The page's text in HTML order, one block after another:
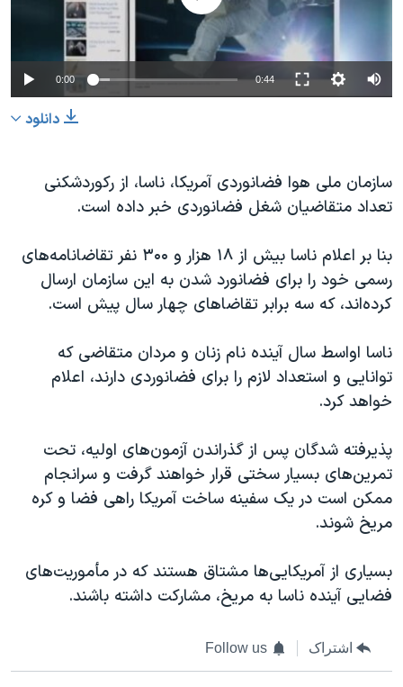
فرهنگ و زندگی
حقوق شهروندی
اقتصادی
گالری عکس
آرشیو پخش زنده
مستندها
انتخابات ریاست جمهوری آمریکا ۲۰۲۴
حمله جمهوری اسلامی به اسرائیل
اعتراضات زن، زندگی، آزادی
مجموعه مستندهای دادخواهی
دادگاه حمید نوری
چهل سال گروگان‌گیری
اعتراضات مردمی آبان ۹۸
اسرائیل در جنگ
نرگس محمدی برنده جایزه نوبل صلح
همایش محافظه‌کاران آمریکا «سی‌پک»
صفحه‌های ویژه
سفر پرزیدنت ترامپ به چین
دنبال کنید
0:00 0:44
دانلود
سازمان ملی هوا فضانوردی آمریکا، ناسا، از رکوردشکنی
تعداد متقاضیان شغل فضانوردی خبر داده است.
بنا بر اعلام ناسا بیش از ۱۸ هزار و ۳۰۰ نفر تقاضانامه‌های
رسمی خود را برای فضانورد شدن به این سازمان ارسال
کرده‌اند، که سه برابر تقاضاهای چهار سال پیش است.
ناسا اواسط سال آینده نام زنان و مردان متقاضی که
توانایی و استعداد لازم را برای فضانوردی دارند، اعلام
خواهد کرد.
پذیرفته شدگان پس از گذراندن آزمون‌های اولیه، تحت
تمرین‌های بسیار سختی قرار خواهند گرفت و سرانجام
ممکن است در یک سفینه ساخت آمریکا راهی فضا و کره
مریخ شوند.
بسیاری از آمریکایی‌ها مشتاق هستند که در مأموریت‌های
فضایی آینده ناسا به مریخ، مشارکت داشته باشند.
اشتراک Follow us